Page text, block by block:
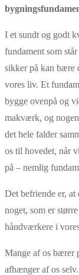
I et sundt og godt
fundament som
sikker på kan bære
vores liv. Et
bygge ovenpå og
makværk, og
det hele falder
os til hovedet, når
på – nemlig
Det befriende er,
noget, som er
håndværkere i
Mange af os bærer
afhænger af os